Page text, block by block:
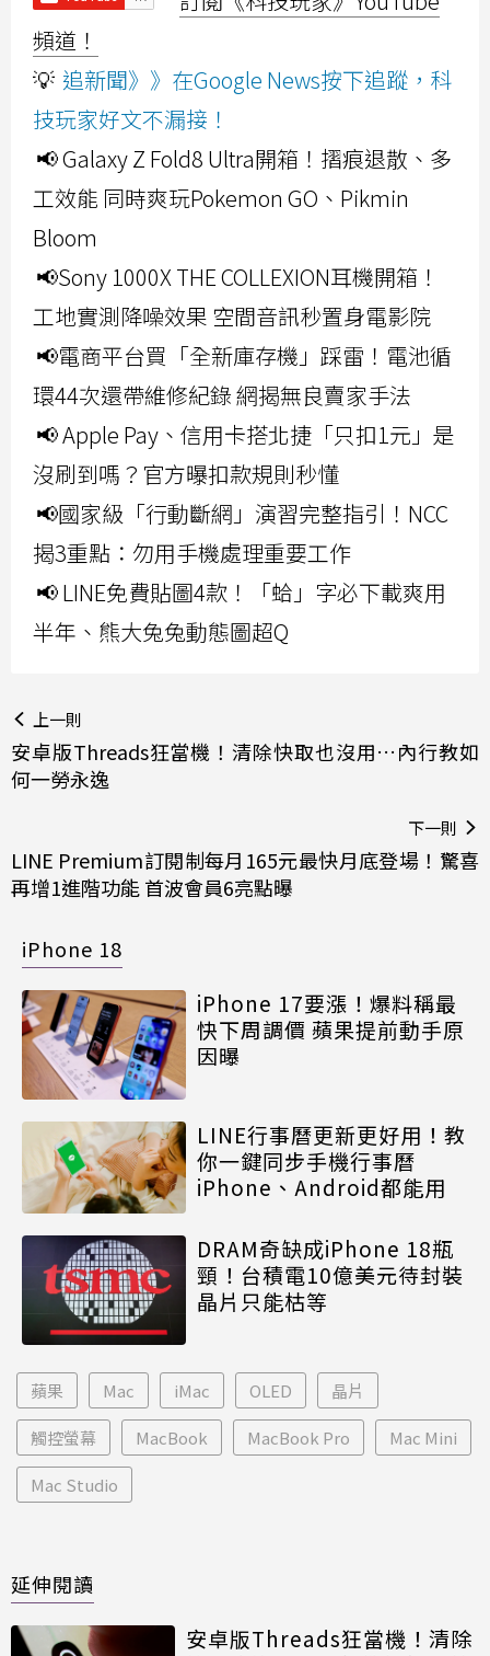
頻道！
💡 追新聞》》在Google News按下追蹤，科
技玩家好文不漏接！
📢 Galaxy Z Fold8 Ultra開箱！摺痕退散、多
工效能 同時爽玩Pokemon GO、Pikmin
Bloom
📢Sony 1000X THE COLLEXION耳機開箱！
工地實測降噪效果 空間音訊秒置身電影院
📢電商平台買「全新庫存機」踩雷！電池循
環44次還帶維修紀錄 網揭無良賣家手法
📢 Apple Pay、信用卡搭北捷「只扣1元」是
沒刷到嗎？官方曝扣款規則秒懂
📢國家級「行動斷網」演習完整指引！NCC
揭3重點：勿用手機處理重要工作
📢 LINE免費貼圖4款！「蛤」字必下載爽用
半年、熊大兔兔動態圖超Q
上一則
安卓版Threads狂當機！清除快取也沒用…內行教如
何一勞永逸
下一則
LINE Premium訂閱制每月165元最快月底登場！驚喜
再增1進階功能 首波會員6亮點曝
iPhone 18
iPhone 17要漲！爆料稱最
快下周調價 蘋果提前動手原
因曝
LINE行事曆更新更好用！教
你一鍵同步手機行事曆
iPhone、Android都能用
DRAM奇缺成iPhone 18瓶
頸！台積電10億美元待封裝
晶片只能枯等
蘋果 Mac iMac OLED 晶片
觸控螢幕 MacBook MacBook Pro Mac Mini
Mac Studio
延伸閱讀
安卓版Threads狂當機！清除